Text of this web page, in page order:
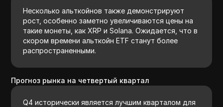
Несколько альткойнов также демонстрируют
рост, особенно заметно увеличиваются цены на
такие монеты, как XRP и Solana. Ожидается, что в
скором времени альткойн ETF станут более
распространенными.
Прогноз рынка на четвертый квартал
Q4 исторически является лучшим кварталом для